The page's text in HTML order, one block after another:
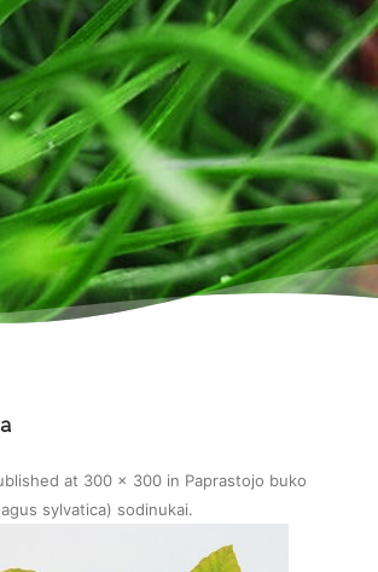
at 300 × 300 in Paprastojo buko
sylvatica) sodinukai.